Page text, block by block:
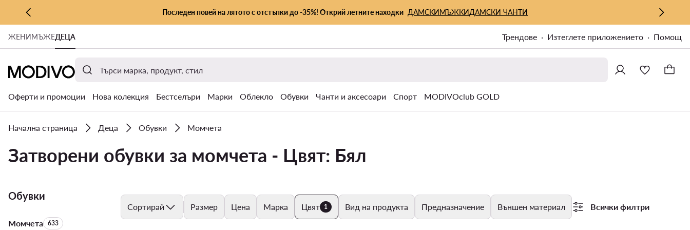
КЪМ ОСНОВНОТО СЪДЪРЖАНИЕ
КЪМ ТЪРСЕНЕ
Последен повей на лятото с отстъпки до -35%! Открий летните находки ДАМСКИМЪЖКИДАМСКИ ЧАНТИ
ЖЕНИМЪЖЕДЕЦА Трендове Изтеглете приложението Помощ
Оферти и промоции Нова колекция Бестселъри Марки Облекло Обувки Чанти и аксесоари Спорт MODIVOclub GOLD
Начална страница Деца Обувки Момчета
Затворени обувки за момчета - Цвят: Бял
Обувки
МомчетаБрой на продуктите:
633
Сортирай Размер Цена Марка Цвят 1 Вид на продукта Предназначение Външен материал Всички филтри